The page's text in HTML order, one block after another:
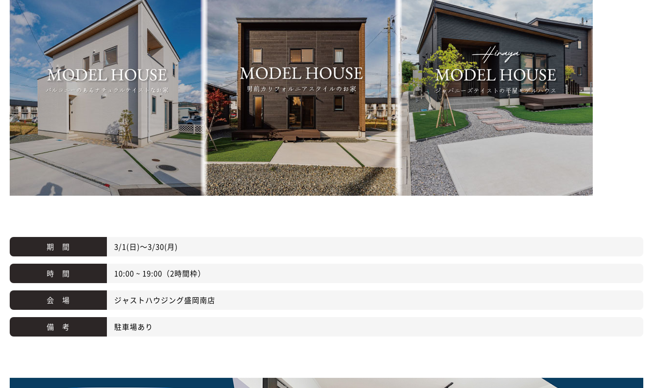
期 間 3/1(日)～3/30(月)
時 間 10:00 ~ 19:00（2時間枠）
会 場 ジャストハウジング盛岡南店
備 考 駐車場あり